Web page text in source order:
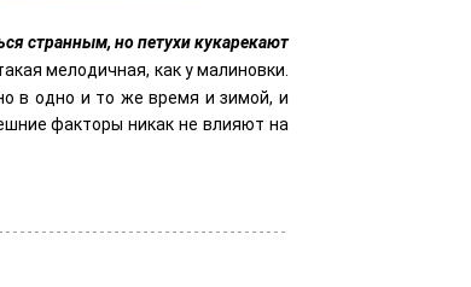
странным, но петухи кукарекают
мелодичная, как у малиновки.
в одно и то же время и зимой, и
факторы никак не влияют на